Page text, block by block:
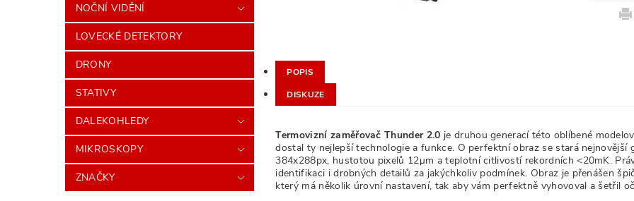
NOČNÍ VIDĚNÍ
LOVECKÉ DETEKTORY
DRONY
STATIVY
DALEKOHLEDY
MIKROSKOPY
ZNAČKY
POPIS
DISKUZE
Termovizní zaměřovač Thunder 2.0 je druhou generací této oblíbené
dostal ty nejlepší technologie a funkce. O perfektní obraz se stará nejnovější
384x288px, hustotou pixelů 12μm a teplotní citlivostí rekordních <20mK.
identifikaci i drobných detailů za jakýchkoliv podmínek. Obraz je přenášen
který má několik úrovní nastavení, tak aby vám perfektně vyhovoval a šetřil